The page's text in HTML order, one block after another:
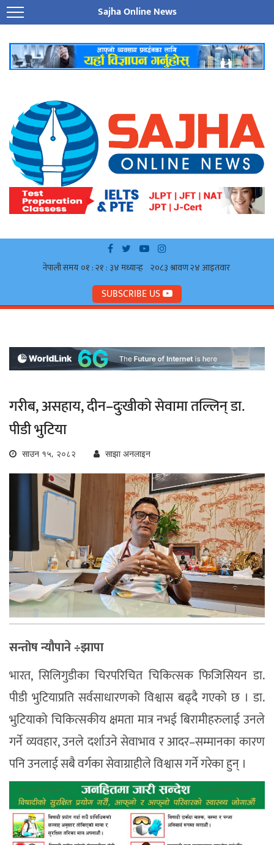
Sajha Online News
SUBSCRIBE US
गरीब, असहाय, दीन–दुःखीको सेवामा तल्लिन् डा.
पीडी भुटिया
साउन १५, २०८२ साझा अनलाइन
सन्तोष न्यौपाने ÷झापा
भारत, सिलिगुडीका चिरपरिचित चिकित्सक फिजिसियन डा.
पीडी भुटियाप्रति सर्वसाधारणको विश्वास बढ्दै गएको छ । डा.
भुटियाको चिकित्सकीय क्षमता मात्र नभई बिरामीहरुलाई उनले
गर्ने व्यवहार, उनले दर्शाउने सेवाभाव र आदर–सम्मानका कारण
पनि उनलाई सबै वर्गका सेवाग्राहीले विश्वास गर्ने गरेका हुन् ।